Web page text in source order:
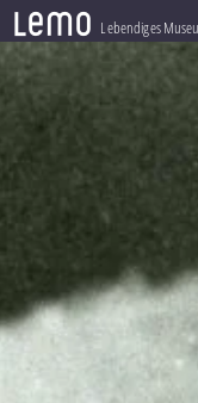
lemo Lebendiges
ZEITSTRAHL
THEMEN
ZEITZEUGEN
BESTAND
LERNEN
PROJEKT